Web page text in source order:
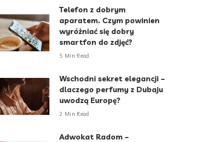
Telefon z dobrym
aparatem. Czym powinien
wyróżniać się dobry
smartfon do zdjęć?
5 Min Read
Wschodni sekret elegancji –
dlaczego perfumy z Dubaju
uwodzą Europę?
2 Min Read
Adwokat Radom –